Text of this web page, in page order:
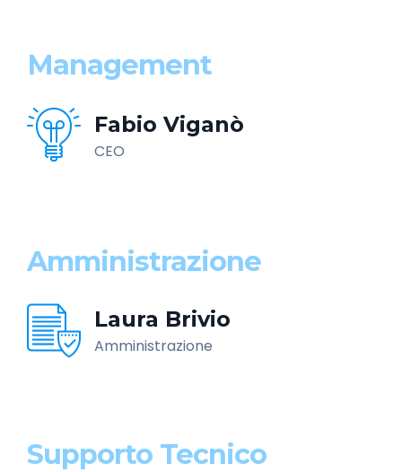
Management
Fabio Viganò
CEO
Amministrazione
Laura Brivio
Amministrazione
Supporto Tecnico